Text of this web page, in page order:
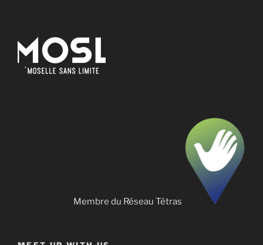
Membre du Réseau Tétras